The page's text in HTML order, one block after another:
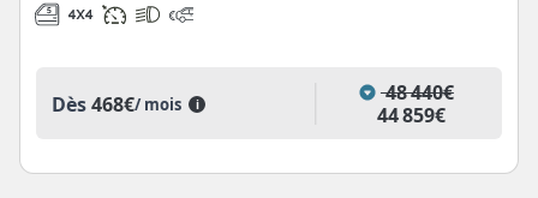
Dès468€/ mois i
48 440€
44 859€